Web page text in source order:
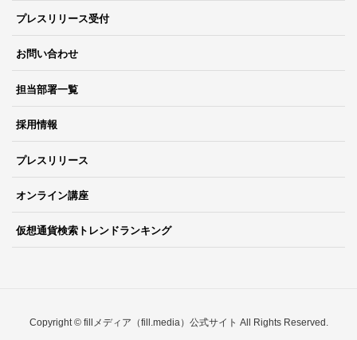
プレスリリース受付
お問い合わせ
担当部署一覧
採用情報
プレスリリース
オンライン講座
仮想通貨検索トレンドランキング
Copyright © fillメディア（fill.media）公式サイト All Rights Reserved.